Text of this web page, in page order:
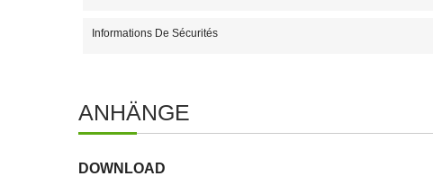
Informations De Sécurités
ANHÄNGE
DOWNLOAD